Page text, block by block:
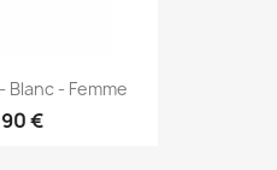
Blanc - Femme
€